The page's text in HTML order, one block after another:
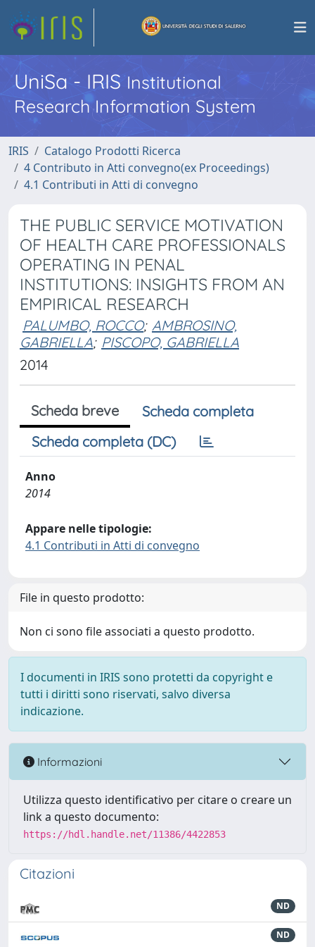
UniSa - IRISInstitutional
Research Information System
IRIS
Catalogo Prodotti Ricerca
4 Contributo in Atti convegno(ex Proceedings)
4.1 Contributi in Atti di convegno
THE PUBLIC SERVICE MOTIVATION
OF HEALTH CARE PROFESSIONALS
OPERATING IN PENAL
INSTITUTIONS: INSIGHTS FROM AN
EMPIRICAL RESEARCH
PALUMBO, ROCCO; AMBROSINO,
GABRIELLA; PISCOPO, GABRIELLA
2014
Scheda breve
Scheda completa
Scheda completa (DC)
Anno
2014
Appare nelle tipologie:
4.1 Contributi in Atti di convegno
File in questo prodotto:
Non ci sono file associati a questo prodotto.
I documenti in IRIS sono protetti da copyright e
tutti i diritti sono riservati, salvo diversa
indicazione.
Informazioni
Utilizza questo identificativo per citare o creare un
link a questo documento:
https://hdl.handle.net/11386/4422853
Citazioni
ND
ND